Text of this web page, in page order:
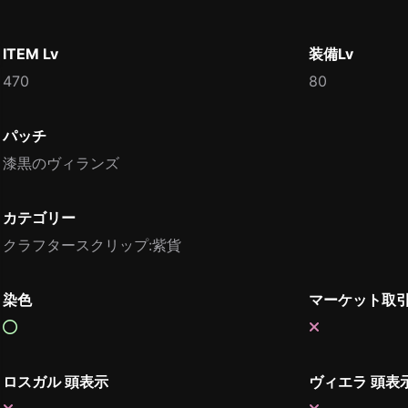
ITEM Lv
470
装備Lv
80
パッチ
漆黒のヴィランズ
カテゴリー
クラフタースクリップ:紫貨
染色 マーケット取
ロスガル 頭表示 ヴィエラ 頭表